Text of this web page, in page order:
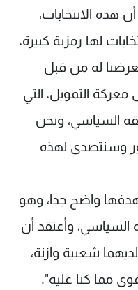
هذه الانتخابات،
لها رمزية كبيرة،
له من قبل
التمويل، التي
السياسي، ونحن
وسنتصدى لهذه
واضح جدا، وهو
وأعتقد أن
شعبية وازنة،
مما كنا عليه".